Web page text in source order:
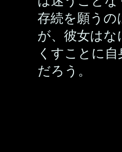
存続を願う
が、彼女は
くすことに
だろう。